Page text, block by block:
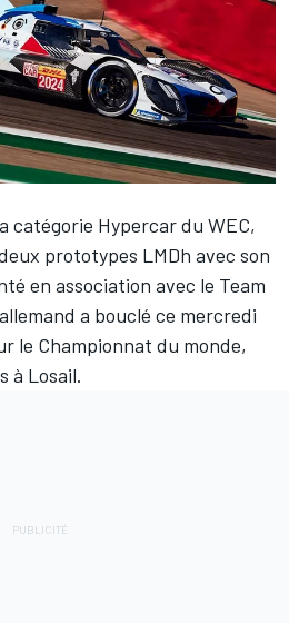
catégorie Hypercar du WEC,
prototypes LMDh avec son
en association avec le Team
a bouclé ce mercredi
le Championnat du monde,
à Losail.